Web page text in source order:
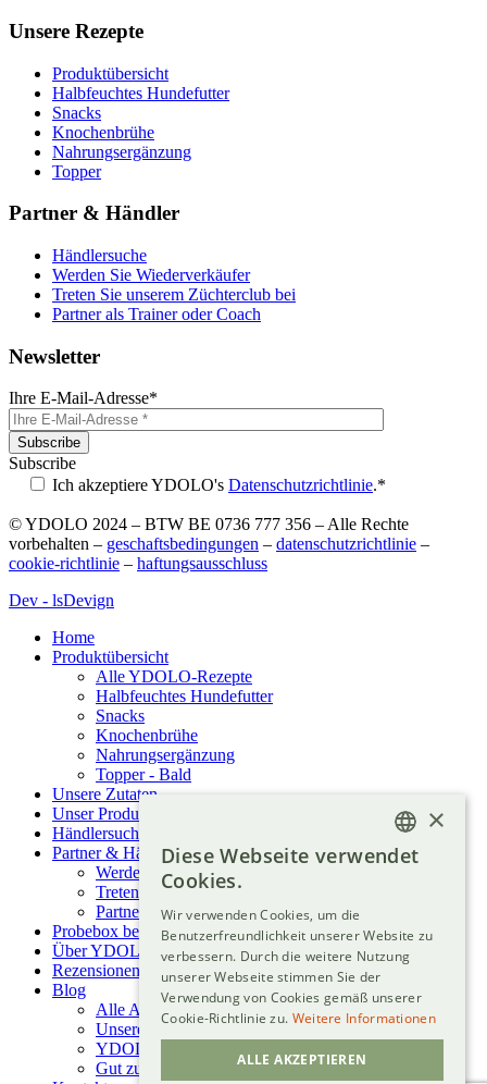
Unsere Rezepte
Produktübersicht
Halbfeuchtes Hundefutter
Snacks
Knochenbrühe
Nahrungsergänzung
Topper
Partner & Händler
Händlersuche
Werden Sie Wiederverkäufer
Treten Sie unserem Züchterclub bei
Partner als Trainer oder Coach
Newsletter
Ihre E-Mail-Adresse*
Subscribe
Ich akzeptiere YDOLO's Datenschutzrichtlinie.*
leave
this
field
© YDOLO 2024 – BTW BE 0736 777 356 – Alle Rechte
vorbehalten – geschaftsbedingungen – datenschutzrichtlinie –
cookie-richtlinie – haftungsausschluss
Dev - lsDevign
Home
Produktübersicht
Alle YDOLO-Rezepte
Halbfeuchtes Hundefutter
Snacks
Knochenbrühe
Nahrungsergänzung
Topper- Bald
Unsere Zutaten
Unser Produktionsprozess
Händlersuche
Partner & Händler
Werden Sie Wiederverkäufer
Treten Sie unserem Züchterclub bei
Partner als Trainer oder Coach
Probebox bestellen
Über YDOLO
Rezensionen
Blog
Alle Artikel
Unsere Rezepte
YDOLO-Neuigkeiten
Gut zu wissen
ENGLISH
DUTCH
GERMAN
FINNISH
×
Diese Webseite verwendet
Cookies.
Wir verwenden Cookies, um die
Benutzerfreundlichkeit unserer Website zu
verbessern. Durch die weitere Nutzung
unserer Webseite stimmen Sie der
Verwendung von Cookies gemäß unserer
Cookie-Richtlinie zu. Weitere Informationen
ALLE AKZEPTIEREN